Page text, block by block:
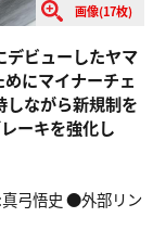
画像(17枚)
デビューしたヤマ
にマイナーチェ
ながら新規制を
ーキを強化し
弓悟史 ●外部リン